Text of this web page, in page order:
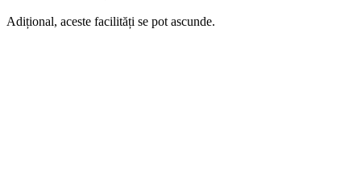
Adițional, aceste facilități se pot ascunde.